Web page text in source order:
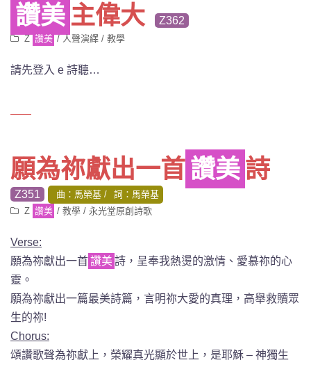
讚美 主偉大 Z362
Z 讚美 / 人聲演繹 /教學
請先登入 e 詩聽…
願為祢獻出一首讚美詩
Z351 曲：馬榮基
詞：馬榮基
Z 讚美 /教學 /永光堂原創詩歌
Verse:
願為祢獻出一首讚美詩，呈奉我熱燙的激情、愛慕祢的心
靈。
願為祢獻出一篇最美詩篇，言明祢大愛的真理，高舉救贖眾
生的祢!
Chorus:
頌讚歌聲為祢獻上，榮耀真光顯於世上，是耶穌 – 神獨生